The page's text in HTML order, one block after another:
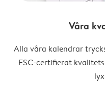
Våra
Alla våra kalendrar
FSC-certifierat